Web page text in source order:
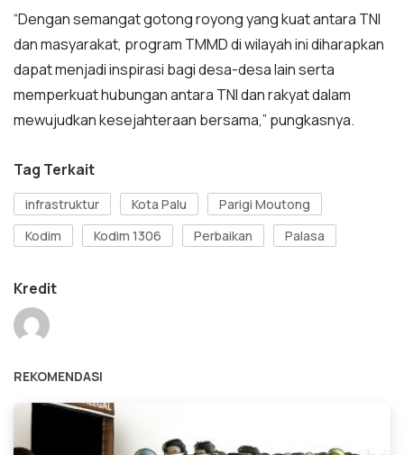
“Dengan semangat gotong royong yang kuat antara TNI
dan masyarakat, program TMMD di wilayah ini diharapkan
dapat menjadi inspirasi bagi desa-desa lain serta
memperkuat hubungan antara TNI dan rakyat dalam
mewujudkan kesejahteraan bersama,” pungkasnya.
Tag Terkait
infrastruktur Kota Palu
Parigi Moutong
Kodim
Kodim 1306 Perbaikan Palasa
Kredit
REKOMENDASI